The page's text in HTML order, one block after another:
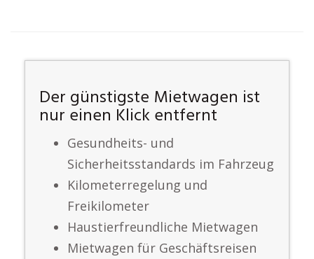
Der günstigste Mietwagen ist
nur einen Klick entfernt
Gesundheits- und
Sicherheitsstandards im Fahrzeug
Kilometerregelung und
Freikilometer
Haustierfreundliche Mietwagen
Mietwagen für Geschäftsreisen